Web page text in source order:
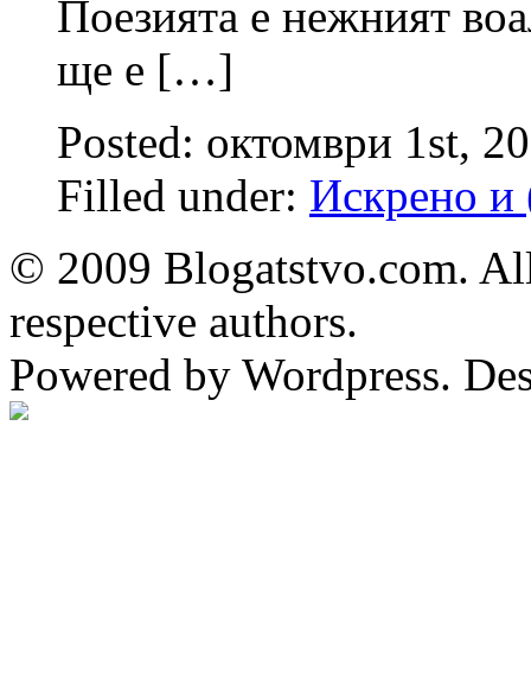
Поезията е нежният
ще е […]
Posted: октомври 1st,
Filled under: Искрено и
© 2009 Blogatstvo.com.
respective authors.
Powered by Wordpress.